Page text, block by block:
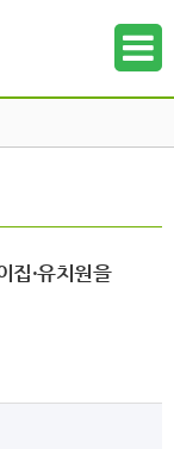
집·유치원을